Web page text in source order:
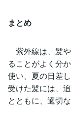
まとめ
紫外線は、髪
ることがよく分
使い、夏の日差
受けた髪には、
とともに、適切